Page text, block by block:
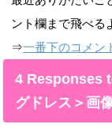
ント欄まで飛べる
⇒一番下のコメン
4 Responses
グドレス＞画